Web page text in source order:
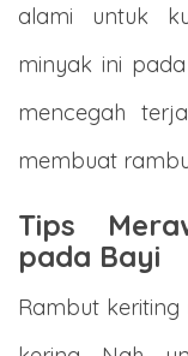
alami untuk
minyak ini
mencegah
membuat
Tips
pada Bayi
Rambut